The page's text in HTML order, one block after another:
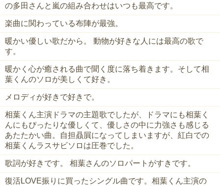
の多田さんと嵐の組み合わせはいつも最高です。
楽曲に関わっている布陣が最強。
暖かい優しい歌だから。 動物が好きな人には最高の歌で
す。
暖かく心が癒される曲で聞く度に落ち着きます。そして相
葉くんのソロが美しくて好き。
メロディが好きで好きで。
相葉くん主演ドラマの主題歌でしたが、ドラマにも相葉く
んにもぴったりな優しくて、優しさの中に力強さも感じる
あたたかい曲。自担贔屓になってしまいますが、紅白での
相葉くんラスサビソロは圧巻でした。
歌詞が好きです。 相葉さんのソロパートがすきです。
復活LOVE振りに買ったシングル曲です。相葉くん主演の